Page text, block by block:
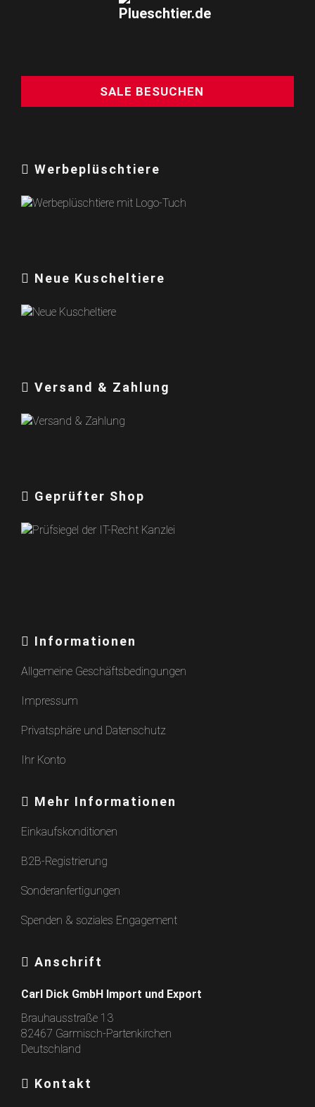
SALE BESUCHEN
Werbeplüschtiere
Neue Kuscheltiere
Versand & Zahlung
Geprüfter Shop
Informationen
Allgemeine Geschäftsbedingungen
Impressum
Privatsphäre und Datenschutz
Ihr Konto
Mehr Informationen
Einkaufskonditionen
B2B-Registrierung
Sonderanfertigungen
Spenden & soziales Engagement
Anschrift
Carl Dick GmbH Import und Export
Brauhausstraße 13
82467 Garmisch-Partenkirchen
Deutschland
Kontakt